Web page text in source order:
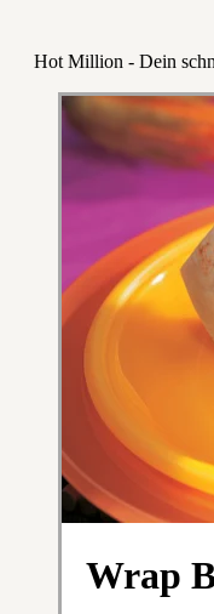
Hot Million - Dein
Wrap